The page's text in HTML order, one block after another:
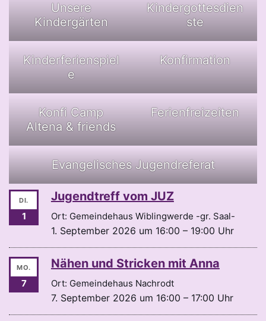
Unsere
Kindergärten
Kindergottesdien
ste
Kinderferienspiel
e
Konfirmation
Konfi Camp
Altena & friends
Ferienfreizeiten
Evangelisches Jugendreferat
DI.
1
Jugendtreff vom JUZ
Ort: Gemeindehaus Wiblingwerde -gr. Saal-
1. September 2026 um 16:00 – 19:00 Uhr
MO.
7
Nähen und Stricken mit Anna
Ort: Gemeindehaus Nachrodt
7. September 2026 um 16:00 – 17:00 Uhr